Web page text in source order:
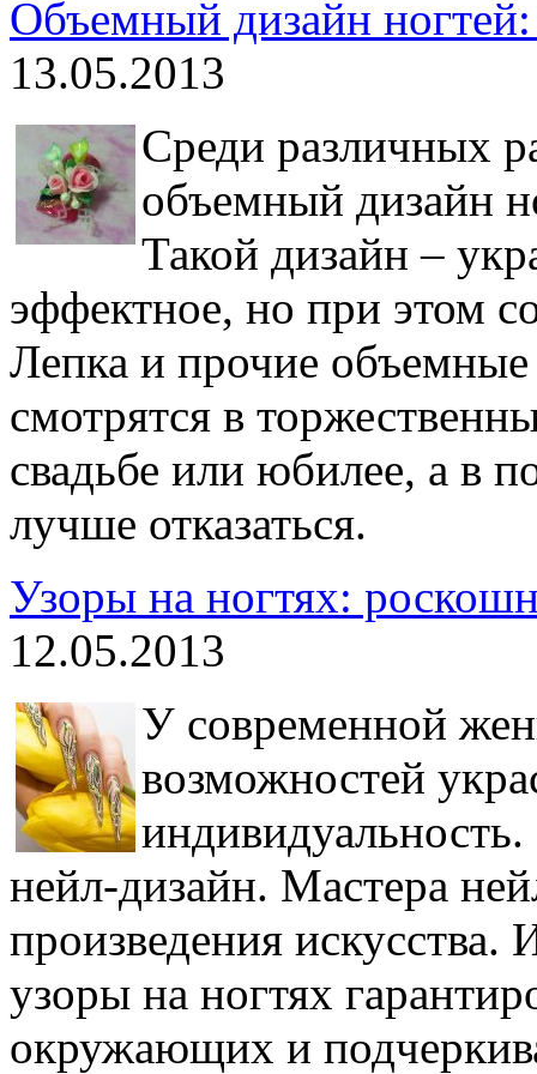
Объемный дизайн
13.05.2013
Среди различных
объемный дизайн
Такой дизайн –
эффектное, но при этом
Лепка и прочие
смотрятся в
свадьбе или юбилее, а в
лучше отказаться.
Узоры на ногтях:
12.05.2013
У современной
возможностей
нейл-дизайн. Мастера
произведения
узоры на ногтях
окружающих и